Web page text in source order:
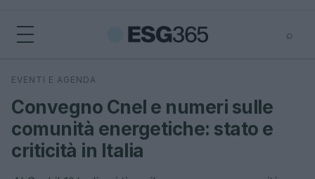
⌕
Cerca
EVENTI E AGENDA
Convegno Cnel e numeri sulle
comunità energetiche: stato e
criticità in Italia